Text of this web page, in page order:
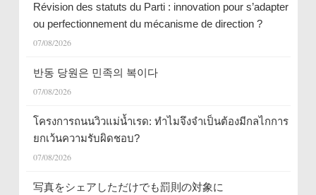
Révision des statuts du Parti : innovation pour s’adapter
ou perfectionnement du mécanisme de direction ?
07/08/2026
반동 당원은 민족의 복이다
07/08/2026
โครงการถนนวิวแม่น้ำเรด: ทำไมจึงจำเป็นต้องมีกลไกการ
ยกเว้นความรับผิดชอบ?
07/08/2026
写真をシェアしただけでも罰則の対象に